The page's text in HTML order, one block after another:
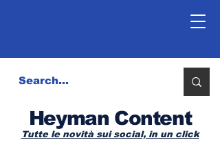
Heyman Content
Tutte le novità sui social, in un click